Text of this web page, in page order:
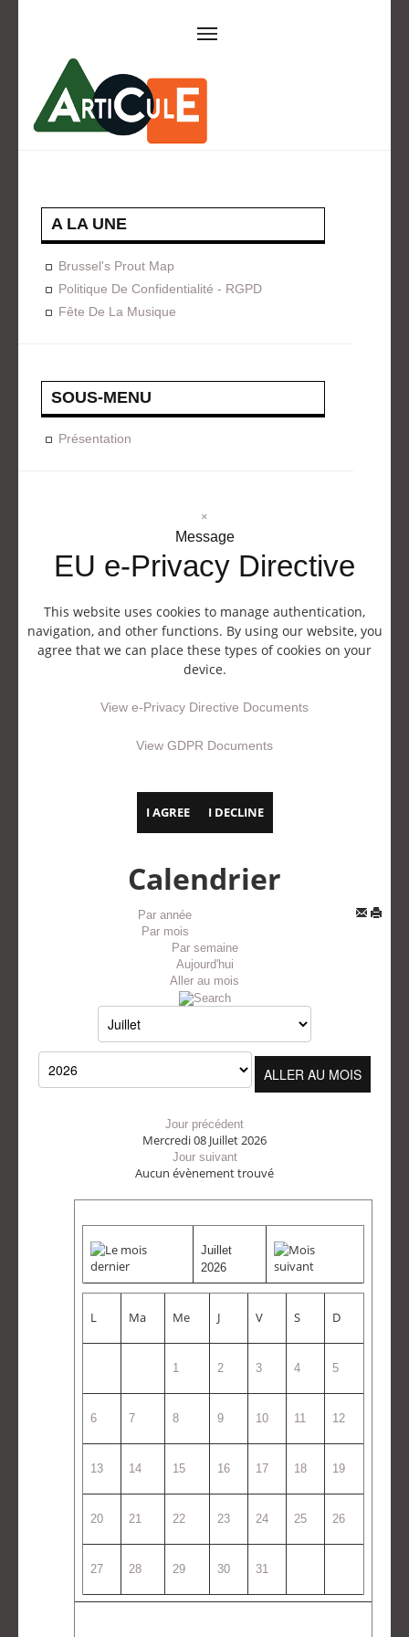
ARTICULE ASBL
Présentation
Concerts
Expositions
Design For Everyone
Publications
FORMATION
Programmées
A La Demande
A LA UNE
Brussel's Prout Map
Politique De Confidentialité - RGPD
Fête De La Musique
SOUS-MENU
Présentation
×
Message
EU e-Privacy Directive
This website uses cookies to manage authentication,
navigation, and other functions. By using our website, you
agree that we can place these types of cookies on your
device.
View e-Privacy Directive Documents
View GDPR Documents
I AGREE I DECLINE
Calendrier
Par année
Par mois
Par semaine
Aujourd'hui
Aller au mois
ALLER AU MOIS
Jour précédent
Mercredi 08 Juillet 2026
Jour suivant
Aucun évènement trouvé
Juillet
2026
L Ma Me J V S D
1 2 3 4 5
6 7 8 9 10 11 12
13 14 15 16 17 18 19
20 21 22 23 24 25 26
27 28 29 30 31